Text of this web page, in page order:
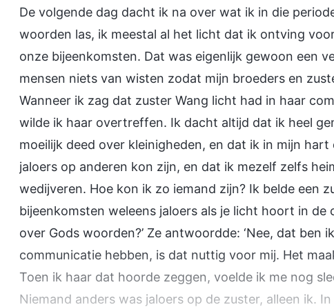
De volgende dag dacht ik na over wat ik in die
woorden las, ik meestal al het licht dat ik ontving
onze bijeenkomsten. Dat was eigenlijk gewoon een
mensen niets van wisten zodat mijn broeders en
Wanneer ik zag dat zuster Wang licht had in haar
wilde ik haar overtreffen. Ik dacht altijd dat ik heel
moeilijk deed over kleinigheden, en dat ik in mijn
jaloers op anderen kon zijn, en dat ik mezelf zelfs
wedijveren. Hoe kon ik zo iemand zijn? Ik belde een
bijeenkomsten weleens jaloers als je licht hoort in
over Gods woorden?’ Ze antwoordde: ‘Nee, dat ben
communicatie hebben, is dat nuttig voor mij. Het
Toen ik haar dat hoorde zeggen, voelde ik me nog
Niemand anders was jaloers op de zuster, alleen ik.